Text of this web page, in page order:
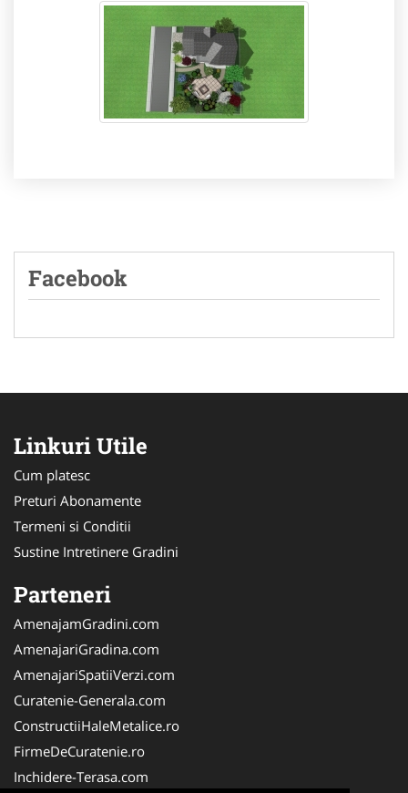
Facebook
Linkuri Utile
Cum platesc
Preturi Abonamente
Termeni si Conditii
Sustine Intretinere Gradini
Parteneri
AmenajamGradini.com
AmenajariGradina.com
AmenajariSpatiiVerzi.com
Curatenie-Generala.com
ConstructiiHaleMetalice.ro
FirmeDeCuratenie.ro
Inchidere-Terasa.com